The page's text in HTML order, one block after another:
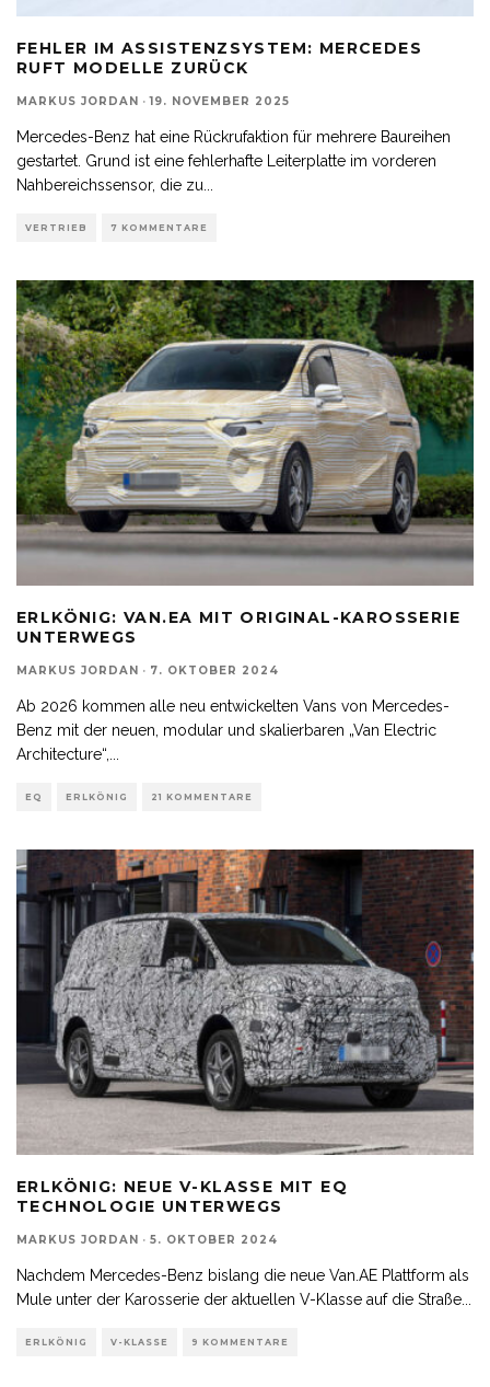
FEHLER IM ASSISTENZSYSTEM: MERCEDES
RUFT MODELLE ZURÜCK
MARKUS JORDAN · 19. NOVEMBER 2025
Mercedes-Benz hat eine Rückrufaktion für mehrere Baureihen
gestartet. Grund ist eine fehlerhafte Leiterplatte im vorderen
Nahbereichssensor, die zu...
VERTRIEB 7 KOMMENTARE
ERLKÖNIG: VAN.EA MIT ORIGINAL-KAROSSERIE
UNTERWEGS
MARKUS JORDAN · 7. OKTOBER 2024
Ab 2026 kommen alle neu entwickelten Vans von Mercedes-
Benz mit der neuen, modular und skalierbaren „Van Electric
Architecture“,
EQ ERLKÖNIG 21 KOMMENTARE
ERLKÖNIG: NEUE V-KLASSE MIT EQ
TECHNOLOGIE UNTERWEGS
MARKUS JORDAN · 5. OKTOBER 2024
Nachdem Mercedes-Benz bislang die neue Van.AE Plattform als
Mule unter der Karosserie der aktuellen V-Klasse auf die Straße
ERLKÖNIG V-KLASSE 9 KOMMENTARE